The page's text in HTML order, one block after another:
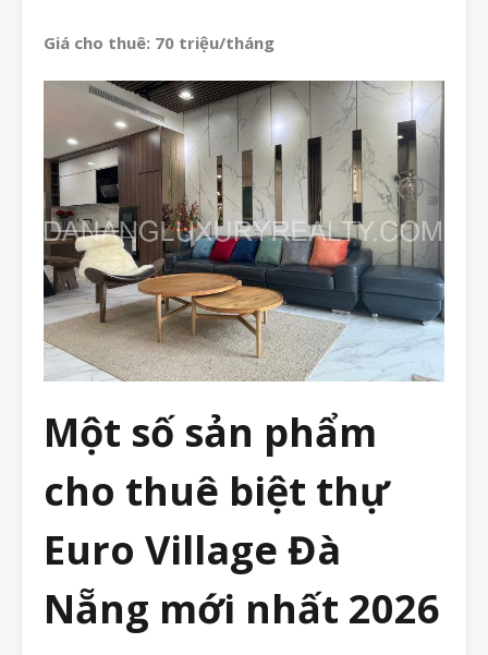
Giá cho thuê: 70 triệu/tháng
Một số sản phẩm
cho thuê biệt thự
Euro Village Đà
Nẵng mới nhất 2026